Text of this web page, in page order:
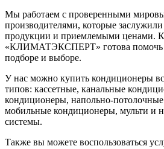
Мы работаем с проверенными
производителями, которые
продукции и приемлемыми ценами.
«КЛИМАТЭКСПЕРТ» готова помочь
подборе и выборе.
У нас можно купить кондиционеры
типов: кассетные, канальные
кондиционеры, напольно-
мобильные кондиционеры, мульти и
системы.
Также вы можете воспользоваться